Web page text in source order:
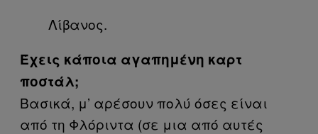
Λίβανος.
Έχεις κάποια αγαπημένη καρτ
ποστάλ;
Βασικά, μ’ αρέσουν πολύ όσες είναι
από τη Φλόριντα (σε μια από αυτές